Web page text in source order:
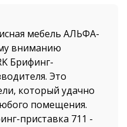
мебель АЛЬФА-
вниманию
Брифинг-
Это
который удачно
помещения.
приставка 711 -